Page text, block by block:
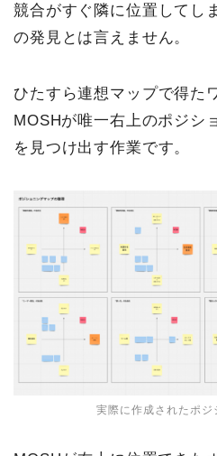
競合がすぐ隣に位置してし
の発見とは言えません。
ひたすら連想マップで得た
MOSHが唯一右上のポジシ
を見つけ出す作業です。
実際に作成されたポジ